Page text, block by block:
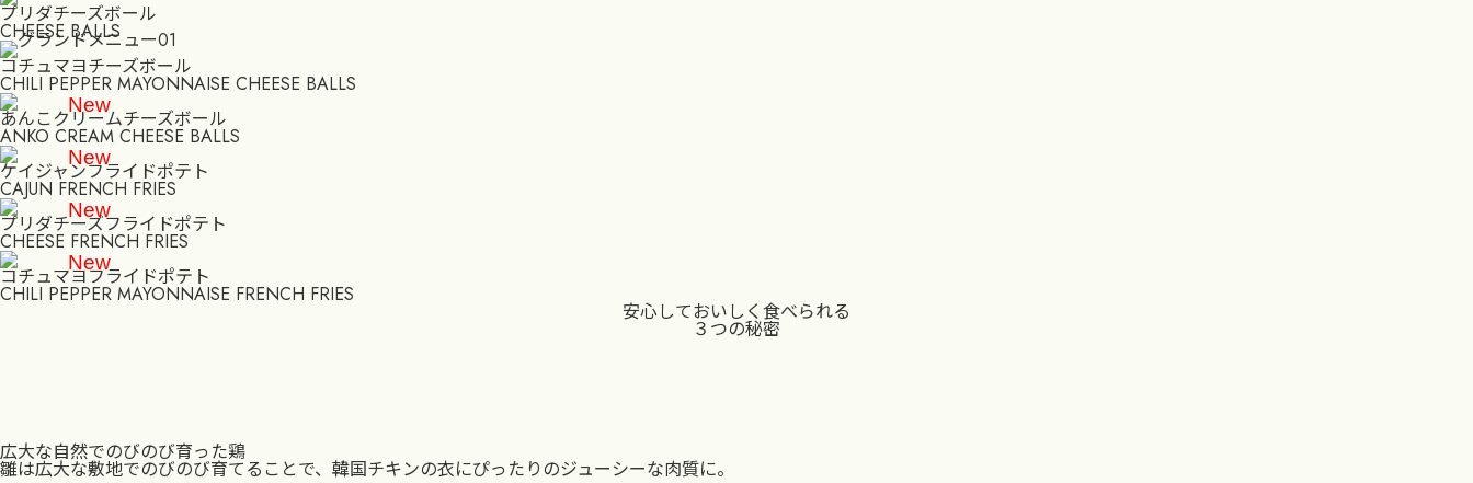
プリダチーズボール
CHEESE BALLS
コチュマヨチーズボール
CHILI PEPPER MAYONNAISE CHEESE BALLS
New
あんこクリームチーズボール
ANKO CREAM CHEESE BALLS
New
ケイジャンフライドポテト
CAJUN FRENCH FRIES
New
プリダチーズフライドポテト
CHEESE FRENCH FRIES
New
コチュマヨフライドポテト
CHILI PEPPER MAYONNAISE FRENCH FRIES
安心しておいしく食べられる
３つの秘密
広大な自然でのびのび育った鶏
雛は広大な敷地でのびのび育てることで、韓国チキンの衣にぴったりのジューシーな肉質に。